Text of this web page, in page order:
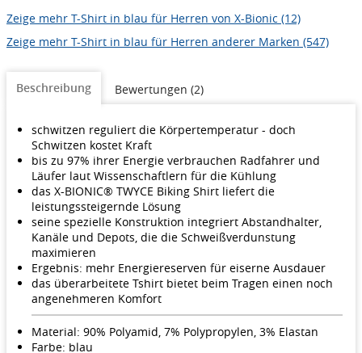
Zeige mehr T-Shirt in blau für Herren von X-Bionic (12)
Zeige mehr T-Shirt in blau für Herren anderer Marken (547)
Beschreibung Bewertungen (2)
schwitzen reguliert die Körpertemperatur - doch
Schwitzen kostet Kraft
bis zu 97% ihrer Energie verbrauchen Radfahrer und
Läufer laut Wissenschaftlern für die Kühlung
das X-BIONIC® TWYCE Biking Shirt liefert die
leistungssteigernde Lösung
seine spezielle Konstruktion integriert Abstandhalter,
Kanäle und Depots, die die Schweißverdunstung
maximieren
Ergebnis: mehr Energiereserven für eiserne Ausdauer
das überarbeitete Tshirt bietet beim Tragen einen noch
angenehmeren Komfort
Material: 90% Polyamid, 7% Polypropylen, 3% Elastan
Farbe: blau